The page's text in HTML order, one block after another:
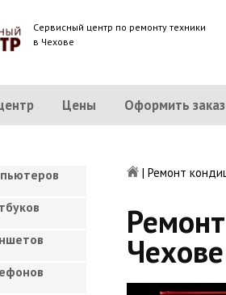
Сервисный центр по ремонту техники
в Чехове
Цены Оформить заказ
| Ремонт
Чехове